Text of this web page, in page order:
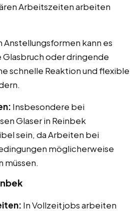
Arbeitszeiten arbeiten
Anstellungsformen kann es
oder dringende
schnelle Reaktion und flexible
Insbesondere bei
Glaser in Reinbek
sein, da Arbeiten bei
möglicherweise
müssen.
In Vollzeitjobs arbeiten